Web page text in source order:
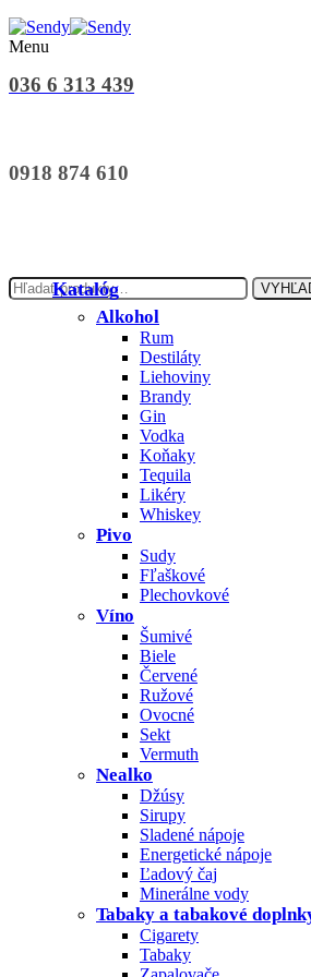
Menu
036 6 313 439
0918 874 610
Katalóg
Alkohol
Rum
Destiláty
Liehoviny
Brandy
Gin
Vodka
Koňaky
Tequila
Likéry
Whiskey
Pivo
Sudy
Fľaškové
Plechovkové
Víno
Šumivé
Biele
Červené
Ružové
Ovocné
Sekt
Vermuth
Nealko
Džúsy
Sirupy
Sladené nápoje
Energetické nápoje
Ľadový čaj
Minerálne vody
Tabaky a tabakové
Cigarety
Tabaky